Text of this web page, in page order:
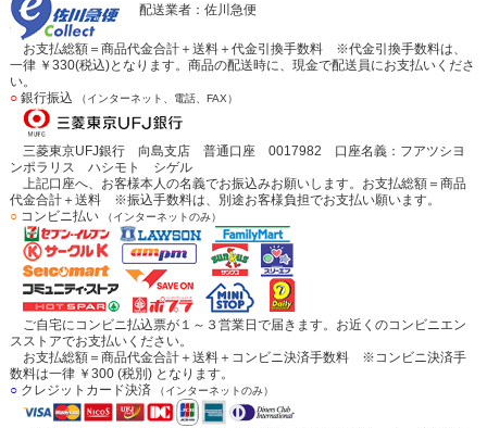
配送業者：佐川急便
お支払総額＝商品代金合計＋送料＋代金引換手数料 ※代金引換手数料は、
一律 ￥330(税込)となります。商品の配送時に、現金で配送員にお支払いくださ
い。
○銀行振込 （インターネット、電話、FAX）
三菱東京UFJ銀行 向島支店 普通口座 0017982 口座名義：フアツシヨ
ンポラリス ハシモト シゲル
上記口座へ、お客様本人の名義でお振込みお願いします。お支払総額＝商品
代金合計＋送料 ※振込手数料は、別途お客様負担でお支払い願います。
○コンビニ払い （インターネットのみ）
ご自宅にコンビニ払込票が１～３営業日で届きます。お近くのコンビニエン
スストアでお支払いください。
お支払総額＝商品代金合計＋送料＋コンビニ決済手数料 ※コンビニ決済手
数料は一律 ￥300 (税別) となります。
○クレジットカード決済 （インターネットのみ）